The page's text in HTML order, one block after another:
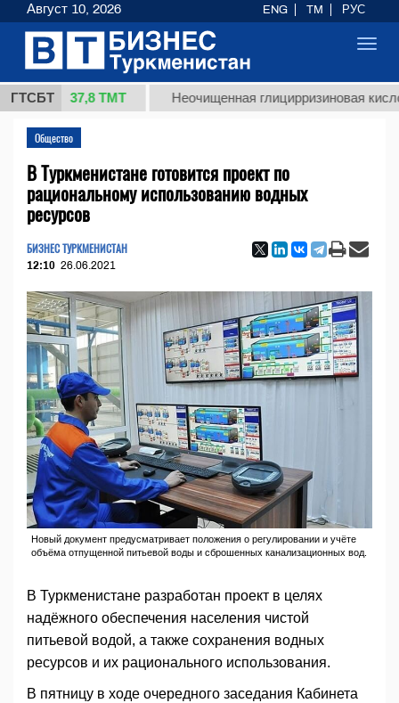
ГТСБТ
37,8 ТМТ Неочищенная глицирризиновая кислота
Общество
В Туркменистане готовится проект по
рациональному использованию водных
ресурсов
БИЗНЕС ТУРКМЕНИСТАН
12:10 26.06.2021
Новый документ предусматривает положения о регулировании и учёте
объёма отпущенной питьевой воды и сброшенных канализационных вод.
В Туркменистане разработан проект в целях
надёжного обеспечения населения чистой
питьевой водой, а также сохранения водных
ресурсов и их рационального использования.
В пятницу в ходе очередного заседания Кабинета
Август 10, 2026 ENG TM РУС